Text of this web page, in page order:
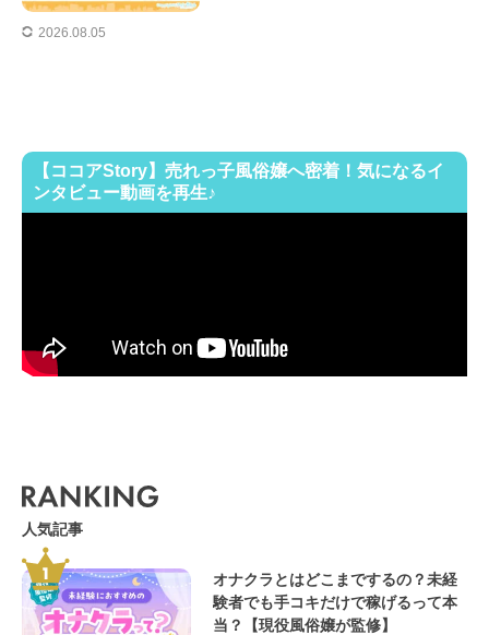
2026.08.05
【ココアStory】売れっ子風俗嬢へ密着！気になるイ
ンタビュー動画を再生♪
人気記事
オナクラとはどこまでするの？未経
験者でも手コキだけで稼げるって本
当？【現役風俗嬢が監修】